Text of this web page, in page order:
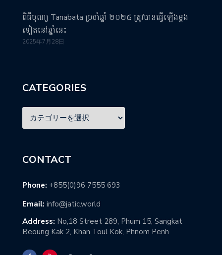
ពិធីបុណ្យ Tanabata ប្រចាំឆ្នាំ ២០២៥ ត្រូវបានធ្វើឡើងម្តង
ទៀតនៅឆ្នាំនេះ
2025年7月28日
CATEGORIES
CONTACT
Phone: +855(0)96 7555 693
Email: info@jatic.world
Address: No,18 Street 289, Phum 15, Sangkat
Beoung Kak 2, Khan Toul Kok, Phnom Penh